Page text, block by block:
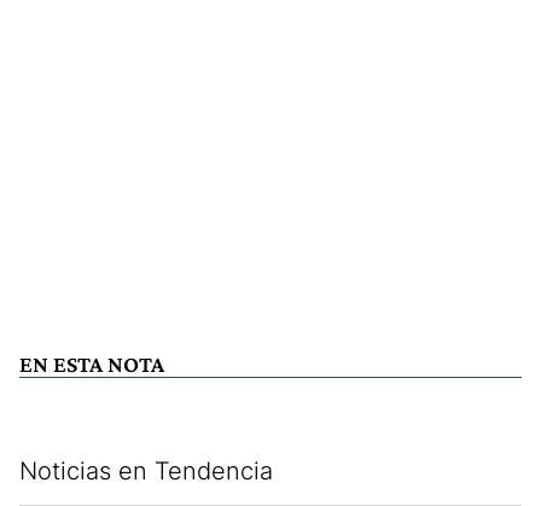
EN ESTA NOTA
Noticias en Tendencia